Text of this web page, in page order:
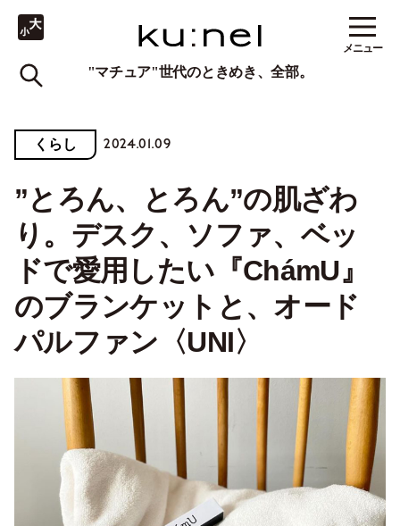
"マチュア"世代のときめき、全部。
メニュー
くらし 2024.01.09
”とろん、とろん”の肌ざわ
り。デスク、ソファ、ベッ
ドで愛用したい『ChámU』
のブランケットと、オード
パルファン〈UNI〉